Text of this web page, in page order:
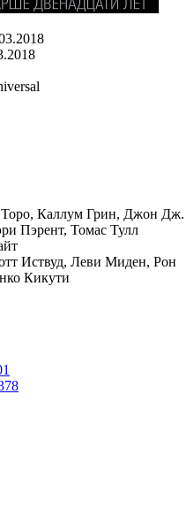
, Каллум Грин, Джон Дж.
Пэрент, Томас Тулл
Иствуд, Леви Миден, Рон
Кикути